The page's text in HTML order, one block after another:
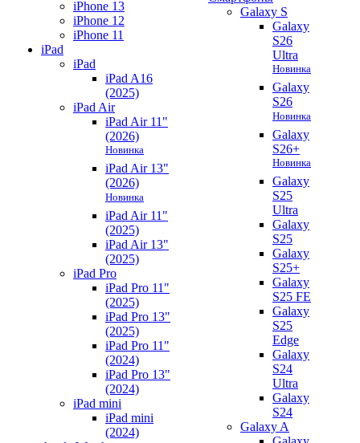
iPhone 13
iPhone 12
iPhone 11
iPad
iPad
iPad A16
(2025)
iPad Air
iPad Air 11"
(2026)
Новинка
iPad Air 13"
(2026)
Новинка
iPad Air 11"
(2025)
iPad Air 13"
(2025)
iPad Pro
iPad Pro 11"
(2025)
iPad Pro 13"
(2025)
iPad Pro 11"
(2024)
iPad Pro 13"
(2024)
iPad mini
iPad mini
(2024)
Galaxy S
Galaxy
S26
Ultra
Новинка
Galaxy
S26
Новинка
Galaxy
S26+
Новинка
Galaxy
S25
Ultra
Galaxy
S25
Galaxy
S25+
Galaxy
S25 FE
Galaxy
S25
Edge
Galaxy
S24
Ultra
Galaxy
S24
Galaxy A